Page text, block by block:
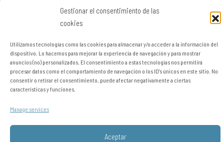
Gestionar el consentimiento de las
cookies
Utilizamos tecnologías como las cookies para almacenar y/o acceder a la información del
dispositivo. Lo hacemos para mejorar la experiencia de navegación y para mostrar
anuncios (no) personalizados. El consentimiento a estas tecnologías nos permitirá
procesar datos como el comportamiento de navegación o los ID's únicos en este sitio. No
consentir o retirar el consentimiento, puede afectar negativamente a ciertas
características y funciones.
Manage services
Aceptar
Sitemap
Política de privacidade
Perú / resto de Latinoamérica